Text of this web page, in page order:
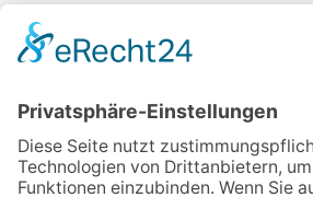
Veranstalter:
wir pflegen in Thüringen e.V.
99085 Erfurt
Email schreiben